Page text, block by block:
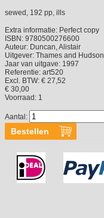
sewed, 192 pp, ills
Extra informatie: Perfect copy
ISBN: 9780500276600
Auteur: Duncan, Alistair
Uitgever: Thames and Hudson
Jaar van uitgave: 1997
Referentie: art520
Excl. BTW: € 27,52
€ 30,00
Voorraad: 1
Aantal: